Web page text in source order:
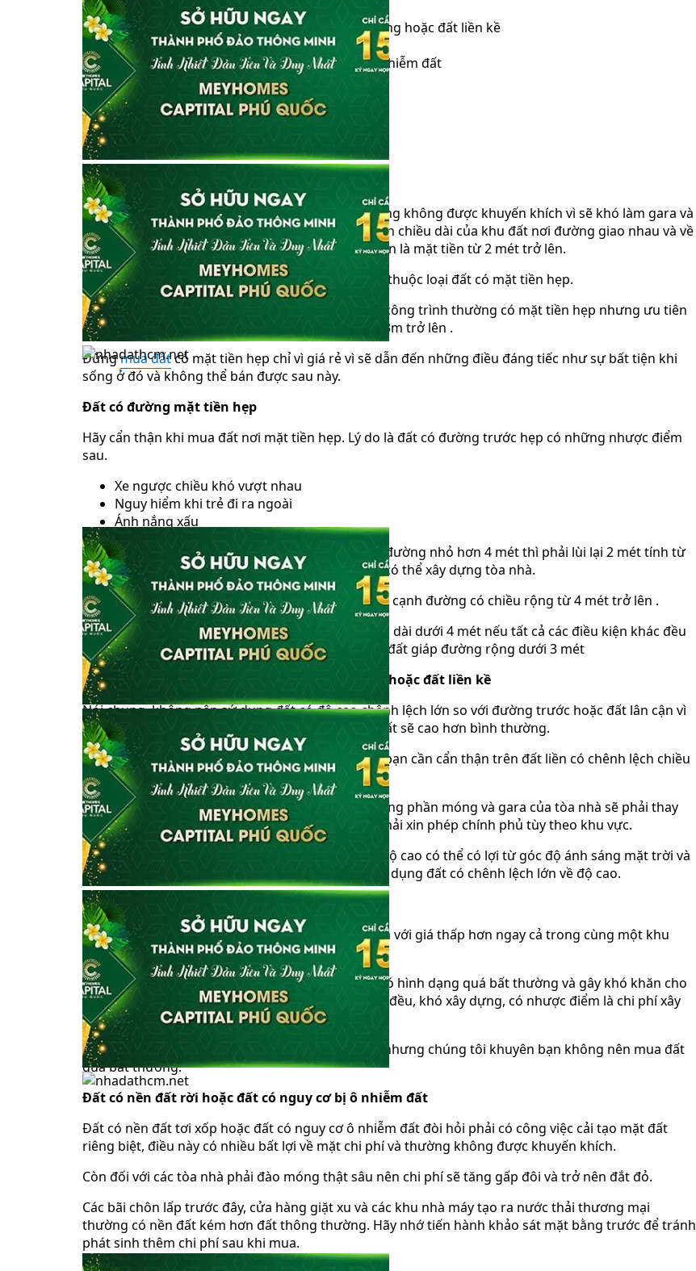
Đất có đường mặt tiền hẹp
Đất có độ cao chênh lệch lớn so với mặt đường hoặc đất liền kề
Địa hình cực kỳ bất thường
Đất có nền đất rời hoặc đất có nguy cơ bị ô nhiễm đất
Đất có nguy cơ thiên tai cao
Đất trong khu vực kiểm soát đô thị hóa
Đất dưới đường dây cao thế
Đất dọc theo đường cao tốc hoặc đường sắt
Đất có điều kiện sống kém
Đất có mặt tiền hẹp
Đất có mặt tiền hẹp (sau đây gọi là mặt tiền) thường không được khuyến khích vì sẽ khó làm gara và
giá trị tài sản sẽ giảm . Mặt tiền tiếp cận đề cập đến chiều dài của khu đất nơi đường giao nhau và về
mặt pháp lý, có thể xây dựng một tòa nhà mới miễn là mặt tiền từ 2 mét trở lên.
Tuy nhiên, theo hướng dẫn, nếu nhỏ hơn 2,5m thì thuộc loại đất có mặt tiền hẹp.
Đất là phần mở rộng của khu đất có lối đi dài vào công trình thường có mặt tiền hẹp nhưng ưu tiên
đất có mặt tiền ít nhất từ ​​2,5m trở lên, tốt nhất là 3m trở lên .
Đừngmua đấtcó mặt tiền hẹp chỉ vì giá rẻ vì sẽ dẫn đến những điều đáng tiếc như sự bất tiện khi
sống ở đó và không thể bán được sau này.
Đất có đường mặt tiền hẹp
Hãy cẩn thận khi mua đất nơi mặt tiền hẹp. Lý do là đất có đường trước hẹp có những nhược điểm
sau.
Xe ngược chiều khó vượt nhau
Nguy hiểm khi trẻ đi ra ngoài
Ánh nắng xấu
Ngoài ra, khi xây dựng một tòa nhà mới, nếu mặt đường nhỏ hơn 4 mét thì phải lùi lại 2 mét tính từ
tâm đường, điều này làm giảm diện tích hiệu quả có thể xây dựng tòa nhà.
Vì vậy, thông thường mảnh đất bạn mua phải nằm cạnh đường có chiều rộng từ 4 mét trở lên .
Mặc dù không có vấn đề gì với đất có đường trước dài dưới 4 mét nếu tất cả các điều kiện khác đều
tốt, nhưng chúng tôi khuyên bạn không nên mua đất giáp đường rộng dưới 3 mét
Đất có độ cao chênh lệch lớn so với mặt đường hoặc đất liền kề
Nói chung, không nên sử dụng đất có độ cao chênh lệch lớn so với đường trước hoặc đất lân cận vì
chi phí xây dựng công trình và chi phí phát triển đất sẽ cao hơn bình thường.
Nếu khoảng 1 mét thì không có vấn đề gì, nhưng bạn cần cẩn thận trên đất liền có chênh lệch chiều
cao vượt quá 2 mét .
Nếu có sự chênh lệch lớn về chiều cao, việc xây dựng phần móng và gara của tòa nhà sẽ phải thay
đổi, điều này không chỉ làm tăng chi phí mà còn phải xin phép chính phủ tùy theo khu vực.
Mặc dù có những trường hợp chênh lệch nhỏ về độ cao có thể có lợi từ góc độ ánh sáng mặt trời và
phòng chống thiên tai, nhưng hãy cẩn thận khi sử dụng đất có chênh lệch lớn về độ cao.
Địa hình cực kỳ bất thường
Đất không có giá trị tài sản cao nên đất được mua với giá thấp hơn ngay cả trong cùng một khu
vực.
Tuy nhiên, chúng tôi không khuyến nghị loại đất có hình dạng quá bất thường và gây khó khăn cho
việc xây dựng, ngay cả khi nó rẻ . Đất không đồng đều, khó xây dựng, có nhược điểm là chi phí xây
dựng cao hơn và giá trị tài sản thấp hơn.
Không có vấn đề gì nếu đất có một số biến dạng, nhưng chúng tôi khuyên bạn không nên mua đất
quá bất thường.
Đất có nền đất rời hoặc đất có nguy cơ bị ô nhiễm đất
Đất có nền đất tơi xốp hoặc đất có nguy cơ ô nhiễm đất đòi hỏi phải có công việc cải tạo mặt đất
riêng biệt, điều này có nhiều bất lợi về mặt chi phí và thường không được khuyến khích.
Còn đối với các tòa nhà phải đào móng thật sâu nên chi phí sẽ tăng gấp đôi và trở nên đắt đỏ.
Các bãi chôn lấp trước đây, cửa hàng giặt xu và các khu nhà máy tạo ra nước thải thương mại
thường có nền đất kém hơn đất thông thường. Hãy nhớ tiến hành khảo sát mặt bằng trước để tránh
phát sinh thêm chi phí sau khi mua.